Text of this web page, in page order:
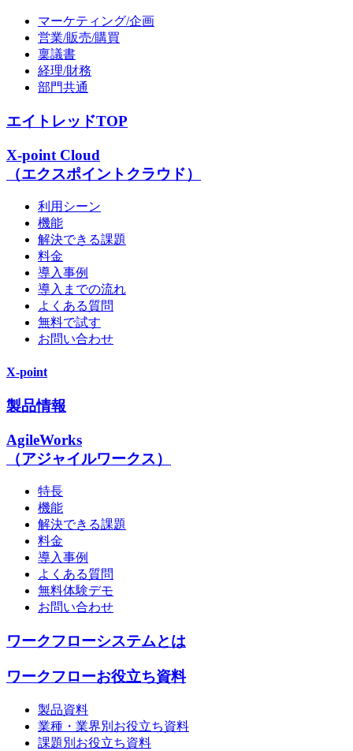
マーケティング/企画
営業/販売/購買
稟議書
経理/財務
部門共通
エイトレッドTOP
X-point Cloud
（エクスポイントクラウド）
利用シーン
機能
解決できる課題
料金
導入事例
導入までの流れ
よくある質問
無料で試す
お問い合わせ
X-point
製品情報
AgileWorks
（アジャイルワークス）
特長
機能
解決できる課題
料金
導入事例
よくある質問
無料体験デモ
お問い合わせ
ワークフローシステムとは
ワークフローお役立ち資料
製品資料
業種・業界別お役立ち資料
課題別お役立ち資料